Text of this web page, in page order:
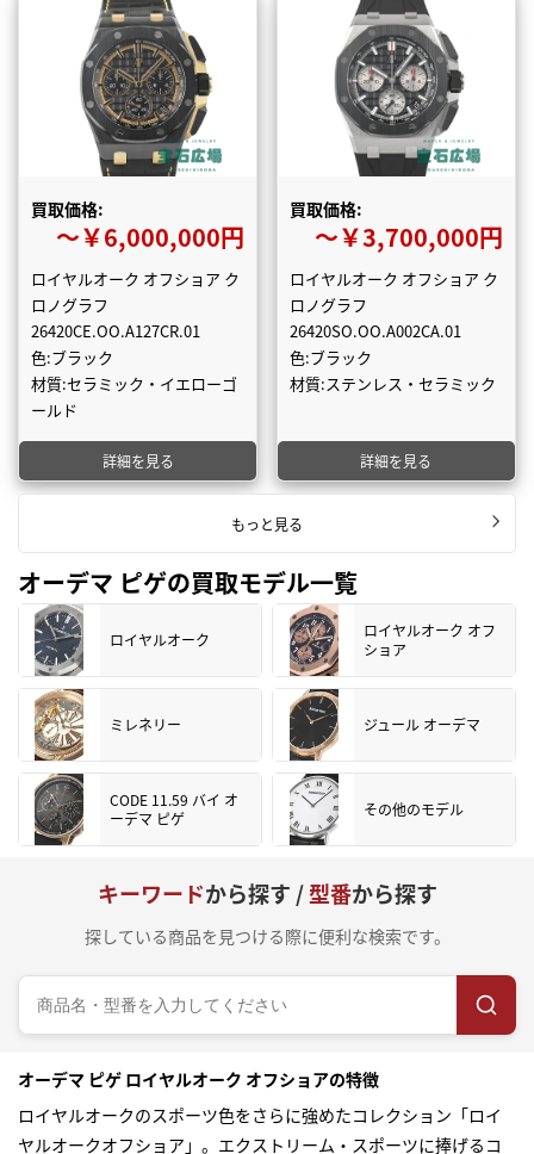
買取価格:
〜￥6,000,000円
ロイヤルオーク オフショア ク
ロノグラフ
26420CE.OO.A127CR.01
色:ブラック
材質:セラミック・イエローゴ
ールド
詳細を見る
買取価格:
〜￥3,700,000円
ロイヤルオーク オフショア ク
ロノグラフ
26420SO.OO.A002CA.01
色:ブラック
材質:ステンレス・セラミック
詳細を見る
もっと見る
オーデマ ピゲの買取モデル一覧
ロイヤルオーク
ロイヤルオーク オフ
ショア
ミレネリー ジュール オーデマ
CODE 11.59 バイ オ
ーデマ ピゲ
その他のモデル
キーワードから探す /型番から探す
探している商品を見つける際に便利な検索です。
オーデマ ピゲ ロイヤルオーク オフショアの特徴
ロイヤルオークのスポーツ色をさらに強めたコレクション「ロイ
ヤルオークオフショア」。エクストリーム・スポーツに捧げるコ